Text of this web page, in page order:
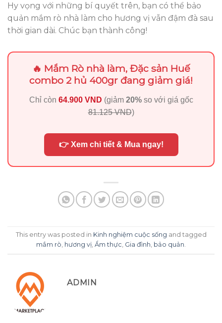
Hy vọng với những bí quyết trên, bạn có thể bảo
quản mắm rò nhà làm cho hương vị vẫn đậm đà sau
thời gian dài. Chúc bạn thành công!
🔥 Mắm Rò nhà làm, Đặc sản Huế
combo 2 hủ 400gr đang giảm giá!
Chỉ còn 64.900 VND (giảm 20%so với giá gốc
81.125 VND)
👉 Xem chi tiết & Mua ngay!
This entry was posted in Kinh nghiệm cuộc sống and tagged
mắm rò, hương vị, Ẩm thực, Gia đình, bảo quản.
ADMIN